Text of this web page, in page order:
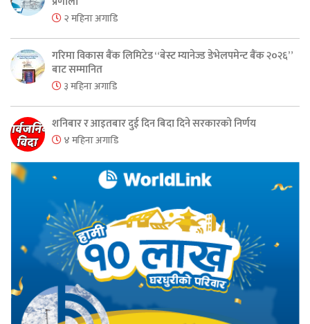
२ महिना अगाडि
गरिमा विकास बैंक लिमिटेड “बेस्ट म्यानेज्ड डेभेलपमेन्ट बैंक २०२६”
बाट सम्मानित
३ महिना अगाडि
शनिबार र आइतबार दुई दिन बिदा दिने सरकारको निर्णय
४ महिना अगाडि